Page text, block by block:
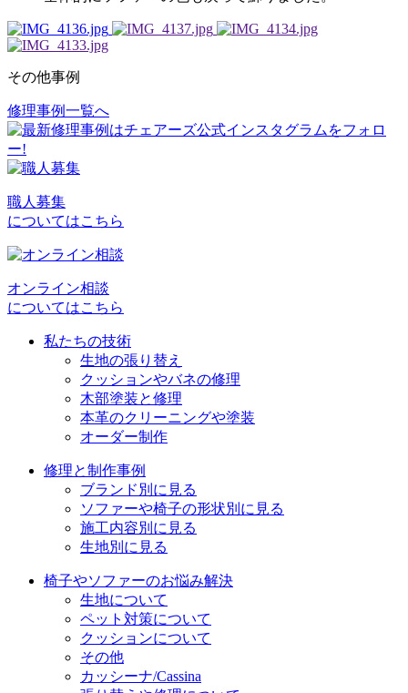
その他事例
投
稿
ナ
ビ
ゲ
ー
シ
ョ
修理事例一覧へ
職人募集
についてはこちら
オンライン相談
についてはこちら
私たちの技術
生地の張り替え
クッションやバネの修理
木部塗装と修理
本革のクリーニングや塗装
オーダー制作
修理と制作事例
ブランド別に見る
ソファーや椅子の形状別に見る
施工内容別に見る
生地別に見る
椅子やソファーのお悩み解決
生地について
ペット対策について
クッションについて
その他
カッシーナ/Cassina